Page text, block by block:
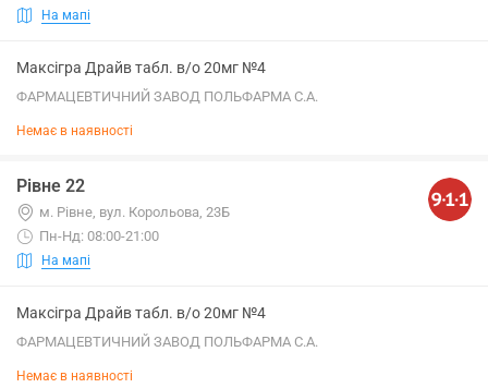
На мапі
Максігра Драйв табл. в/о 20мг №4
ФАРМАЦЕВТИЧНИЙ ЗАВОД ПОЛЬФАРМА С.А.
Немає в наявності
Рівне 22
м. Рівне, вул. Корольова, 23Б
Пн-Нд: 08:00-21:00
На мапі
Максігра Драйв табл. в/о 20мг №4
ФАРМАЦЕВТИЧНИЙ ЗАВОД ПОЛЬФАРМА С.А.
Немає в наявності